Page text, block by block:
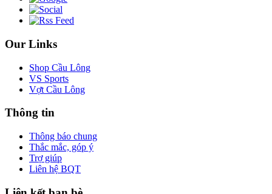
Our Links
Shop Cầu Lông
VS Sports
Vợt Cầu Lông
Thông tin
Thông báo chung
Thắc mắc, góp ý
Trợ giúp
Liên hệ BQT